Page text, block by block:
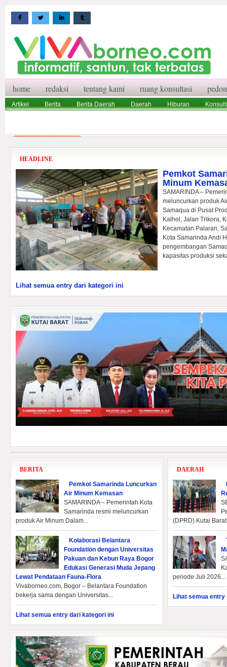
home redaksi tentang kami ruang konsultasi
Artikel Berita Berita Daerah Daerah Hiburan
HEADLINE
Pemkot
Minum
SAMARINDA –
meluncurkan produk
Samaqua di Pusat
Kalhol, Jalan Trikora,
Kecamatan Palaran,
Kota Samarinda Andi
pengembangan
kapasitas produksi
Lihat semua entry dari kategori ini
BERITA
Pemkot Samarinda Luncurkan
Air Minum Kemasan
SAMARINDA – Pemerintah Kota
Samarinda resmi meluncurkan
produk Air Minum Dalam...
Kolaborasi Belantara
Foundation dengan Universitas
Pakuan dan Kebun Raya Bogor
Edukasi Generasi Muda Jepang
Lewat Pendataan Fauna-Flora
Vivaborneo.com, Bogor – Belantara Foundation
bekerja sama dengan Universitas...
Lihat semua entry dari kategori ini
DAERAH
(DPRD) Kutai
periode Juli 2026...
Lihat semua